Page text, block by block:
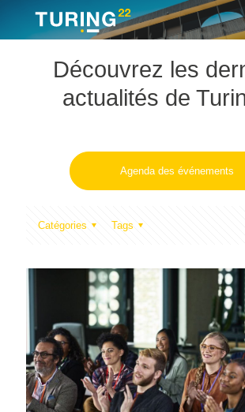
Découvrez les
actualités de
Agenda des événements
Catégories Tags